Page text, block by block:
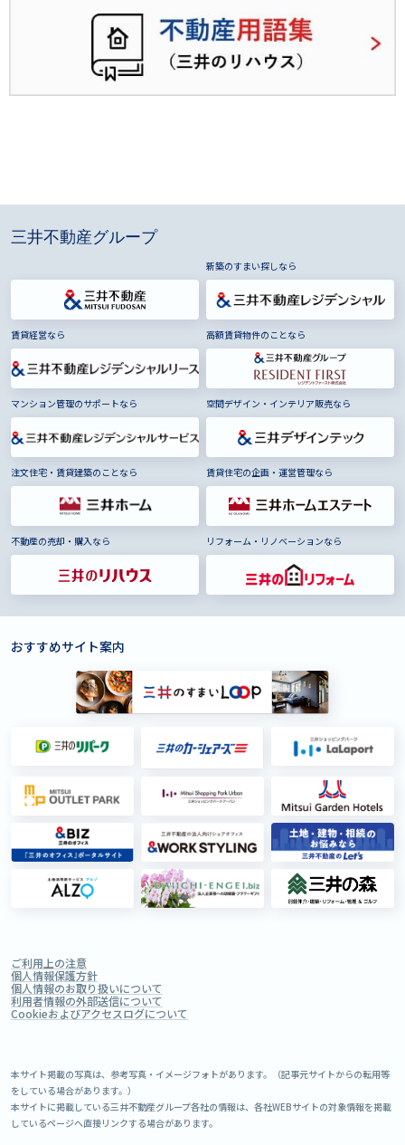
三井不動産グループ
新築のすまい探しなら
賃貸経営なら 高額賃貸物件のことなら
マンション管理のサポートなら 空間デザイン・インテリア販売なら
注文住宅・賃貸建築のことなら 賃貸住宅の企画・運営管理なら
不動産の売却・購入なら リフォーム・リノベーションなら
おすすめサイト案内
ご利用上の注意
個人情報保護方針
個人情報のお取り扱いについて
利用者情報の外部送信について
Cookieおよびアクセスログについて
本サイト掲載の写真は、参考写真・イメージフォトがあります。（記事元サイトからの転用等
をしている場合があります。）
本サイトに掲載している三井不動産グループ各社の情報は、各社WEBサイトの対象情報を掲載
しているページへ直接リンクする場合があります。